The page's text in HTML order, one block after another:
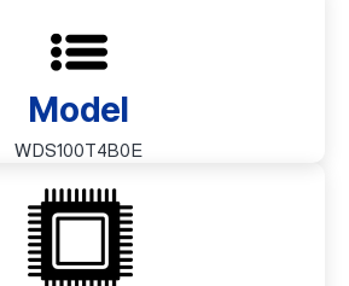
Model
WDS100T4B0E